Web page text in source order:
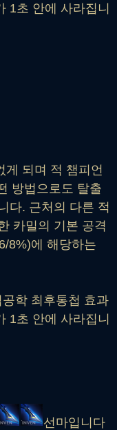
1초 안에 사라집니
게 되며 적 챔피언
방법으로도 탈출
다. 근처의 다른 적
카밀의 기본 공격
8%)에 해당하는
학 최후통첩 효과
1초 안에 사라집니
선마입니다